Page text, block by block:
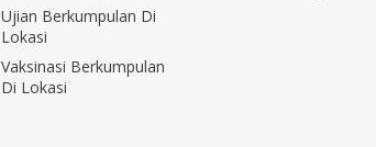
Ujian Berkumpulan Di
Lokasi
Vaksinasi Berkumpulan
Di Lokasi